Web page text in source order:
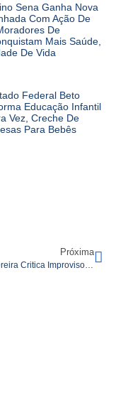
Sena Ganha Nova
Com Ação De
De
Mais Saúde,
De Vida
Federal Beto
Educação Infantil
Vez, Creche De
Para Bebês
Próxima
Beto Pereira Critica Improvisos E Defende Obras Estruturantes A Longo Prazo Para O Trânsito De Campo Grande